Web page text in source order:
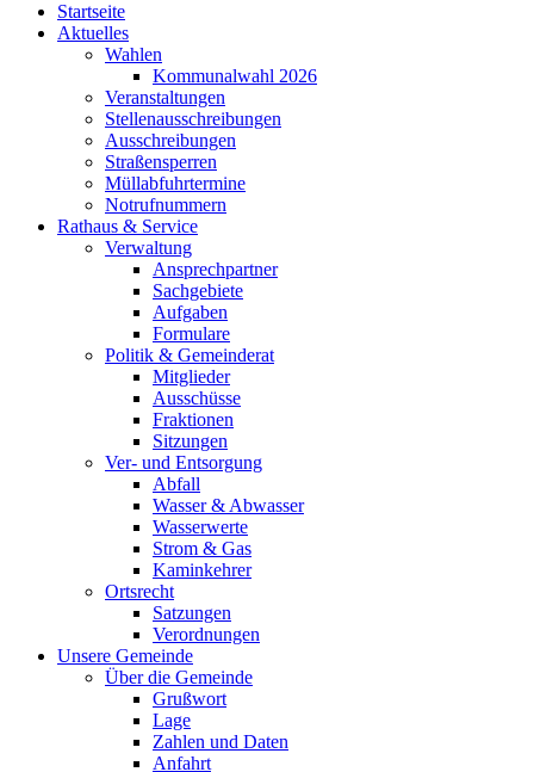
Startseite
Aktuelles
Wahlen
Kommunalwahl 2026
Veranstaltungen
Stellenausschreibungen
Ausschreibungen
Straßensperren
Müllabfuhrtermine
Notrufnummern
Rathaus & Service
Verwaltung
Ansprechpartner
Sachgebiete
Aufgaben
Formulare
Politik & Gemeinderat
Mitglieder
Ausschüsse
Fraktionen
Sitzungen
Ver- und Entsorgung
Abfall
Wasser & Abwasser
Wasserwerte
Strom & Gas
Kaminkehrer
Ortsrecht
Satzungen
Verordnungen
Unsere Gemeinde
Über die Gemeinde
Grußwort
Lage
Zahlen und Daten
Anfahrt